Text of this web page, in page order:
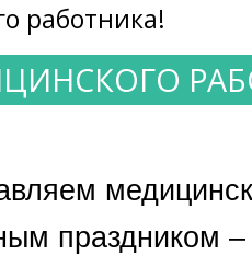
работника!
праздником